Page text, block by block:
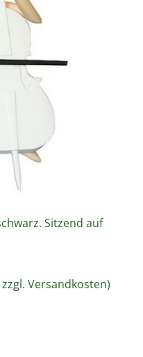
Sitzend auf
Versandkosten)